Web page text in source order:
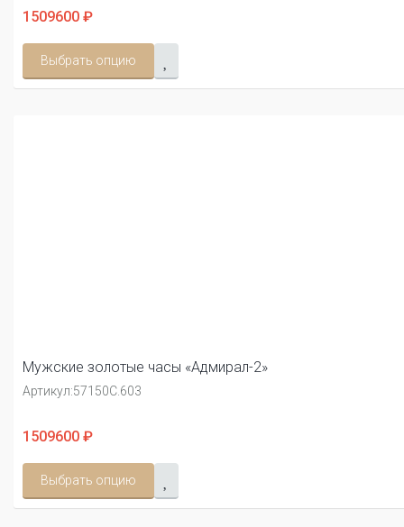
1509600 ₽
Выбрать опцию
Мужские золотые часы «Адмирал-2»
Артикул:57150С.603
1509600 ₽
Выбрать опцию